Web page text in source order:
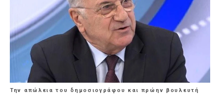
Την απώλεια του δημοσιογράφου και πρώην βουλευτή